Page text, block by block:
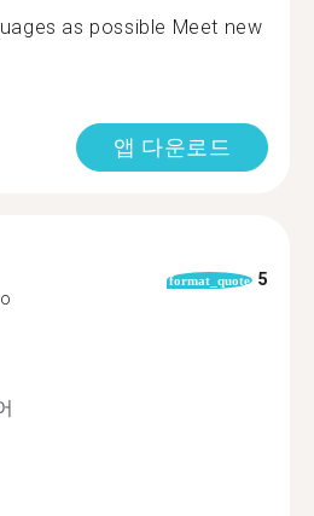
as possible Meet new
앱 다운로드
format_quote 5